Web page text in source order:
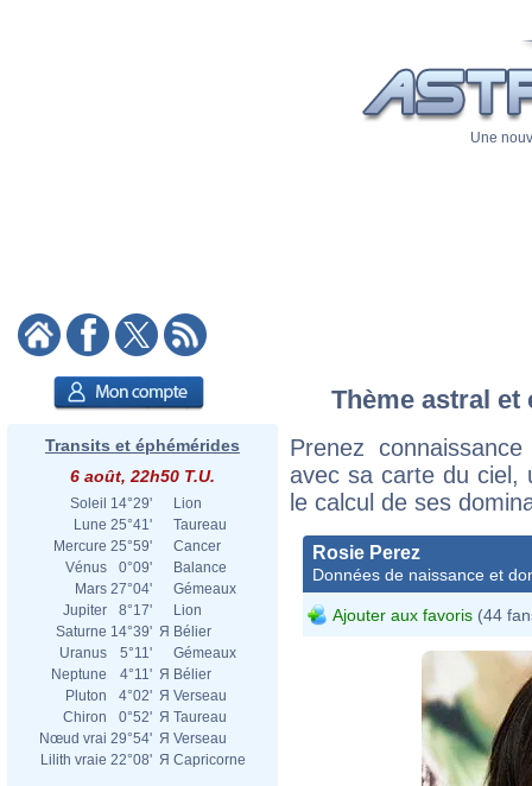
Une
Transits et éphémérides
6 août, 22h50 T.U.
Soleil 14°29'
Lion
Lune 25°41'
Taureau
Mercure 25°59'
Cancer
Vénus
0°09'
Balance
Mars 27°04'
Gémeaux
Jupiter
8°17'
Lion
Saturne 14°39' Я Bélier
Uranus
5°11'
Gémeaux
Neptune
4°11' Я Bélier
Pluton
4°02' Я Verseau
Chiron
0°52' Я Taureau
Nœud vrai 29°54' Я Verseau
Lilith vraie 22°08' Я Capricorne
Thème astral et
Prenez
avec sa carte du ciel,
le calcul de ses
Rosie Perez
Données de naissance et
Ajouter aux favoris (44